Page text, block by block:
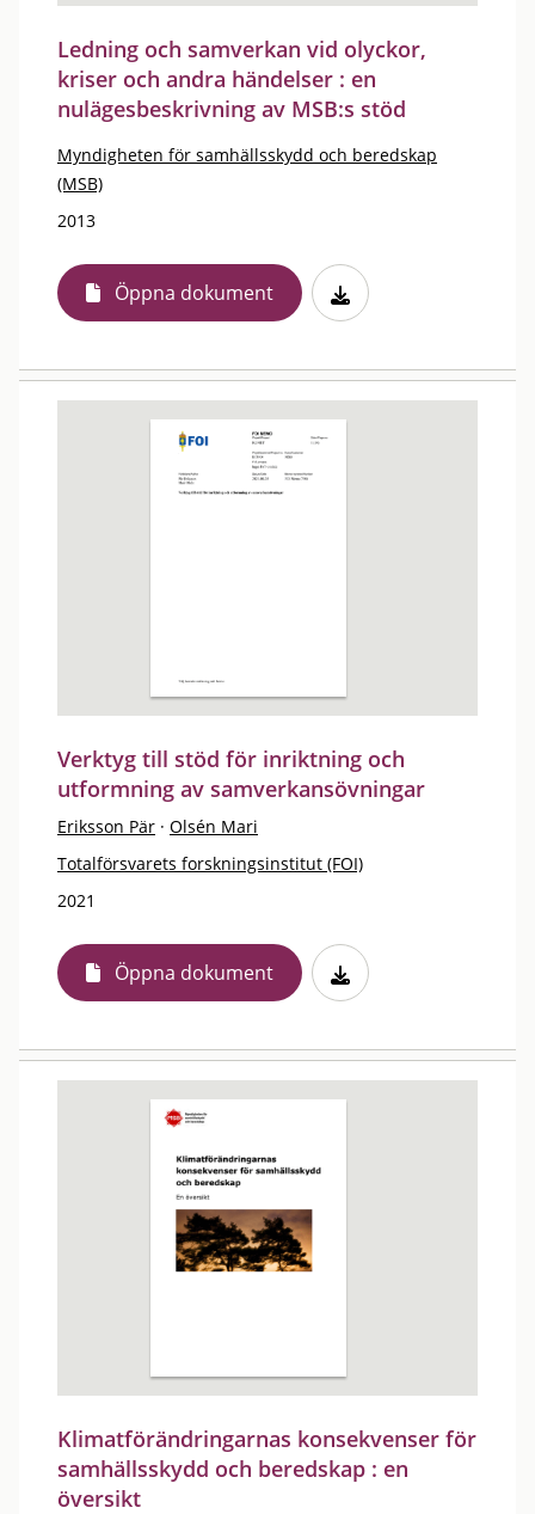
Ledning och samverkan vid olyckor,
kriser och andra händelser : en
nulägesbeskrivning av MSB:s stöd
Myndigheten för samhällsskydd och beredskap
(MSB)
2013
Öppna dokument
Verktyg till stöd för inriktning och
utformning av samverkansövningar
Eriksson Pär · Olsén Mari
Totalförsvarets forskningsinstitut (FOI)
2021
Öppna dokument
Klimatförändringarnas konsekvenser för
samhällsskydd och beredskap : en
översikt